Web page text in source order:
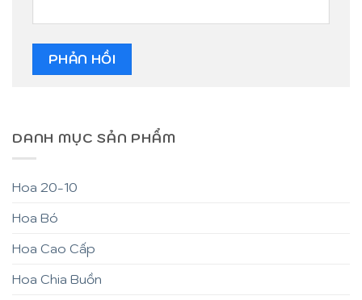
DANH MỤC SẢN PHẨM
Hoa 20-10
Hoa Bó
Hoa Cao Cấp
Hoa Chia Buồn